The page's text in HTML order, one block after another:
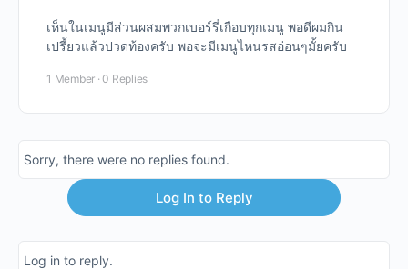
เห็นในเมนูมีส่วนผสมพวกเบอร์รี่เกือบทุกเมนู พอดีผมกิน
เปรี้ยวแล้วปวดท้องครับ พอจะมีเมนูไหนรสอ่อนๆมั้ยครับ
1 Member · 0 Replies
Sorry, there were no replies found.
Log In to Reply
Log in to reply.